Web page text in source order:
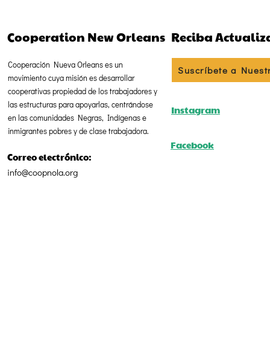
Cooperation New Orleans
Cooperación Nueva Orleans es un
movimiento cuya misión es desarrollar
cooperativas propiedad de los trabajadores y
las estructuras para apoyarlas, centrándose
en las comunidades Negras, Indígenas e
inmigrantes pobres y de clase trabajadora.
Correo electrónico:
info@coopnola.org
Reciba
Suscríbete a
Instagram
Facebook